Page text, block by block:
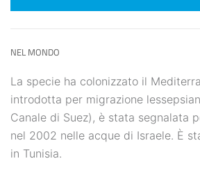
NEL MONDO
La specie ha colonizzato il
introdotta per migrazione
Canale di Suez), è stata segnalata
nel 2002 nelle acque di Israele. È
in Tunisia.